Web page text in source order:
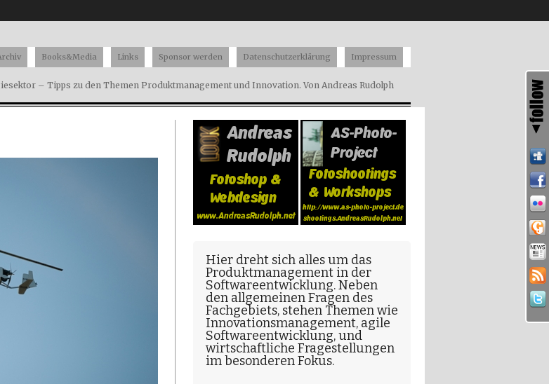
– Tipps zu den Themen Produktmanagement und Innovation. Von Andreas Rudolph
Books&Media Links Sponsor werden Datenschutzerklärung Impressum
Hier dreht sich alles um das
Produktmanagement in der
Softwareentwicklung. Neben
den allgemeinen Fragen des
Fachgebiets, stehen Themen wie
Innovationsmanagement, agile
Softwareentwicklung, und
wirtschaftliche Fragestellungen
im besonderen Fokus.